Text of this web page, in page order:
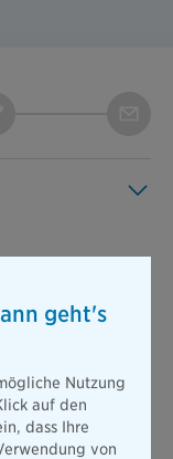
geht's
Nutzung
auf den
dass Ihre
von